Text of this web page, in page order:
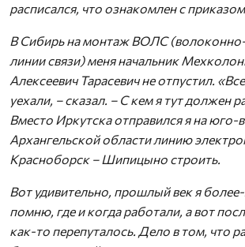
расписался, что ознакомлен с
В Сибирь на монтаж ВОЛС
линии связи) меня начальник
Алексеевич Тарасевич не отпустил.
уехали, – сказал. – С кем я тут должен
Вместо Иркутска отправился я на юго-
Архангельской области линию
Красноборск – Шипицыно строить.
Вот удивительно, прошлый век я
помню, где и когда работали, а вот
как-то перепуталось. Дело в том, что